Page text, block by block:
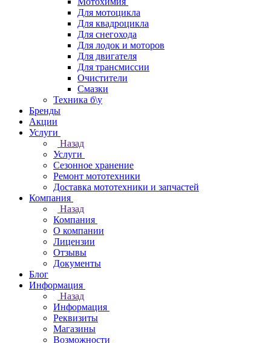
Для мотоцикла
Для квадроцикла
Для снегохода
Для лодок и моторов
Для двигателя
Для трансмиссии
Очистители
Смазки
Техника б\у
Бренды
Акции
Услуги
Назад
Услуги
Сезонное хранение
Ремонт мототехники
Доставка мототехники и запчастей
Компания
Назад
Компания
О компании
Лицензии
Отзывы
Документы
Блог
Информация
Назад
Информация
Реквизиты
Магазины
Возможности